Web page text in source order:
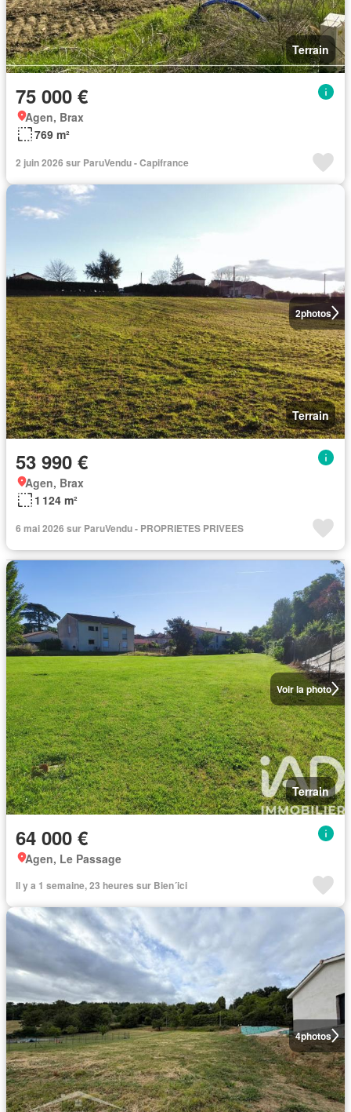
Terrain
75 000 €
Agen, Brax
769 m²
2 juin 2026 sur ParuVendu - Capifrance
2photos
Terrain
53 990 €
Agen, Brax
1 124 m²
6 mai 2026 sur ParuVendu - PROPRIETES PRIVEES
Voir la photo
Terrain
64 000 €
Agen, Le Passage
Il y a 1 semaine, 23 heures sur Bien´ici
4photos